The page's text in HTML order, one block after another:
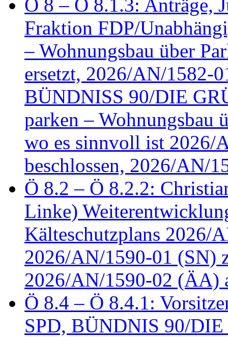
Ö 8 – Ö 8.1.3: Anträge,
Fraktion FDP/
– Wohnungsbau über
ersetzt, 2026/AN/1582-
BÜNDNISS 90/DIE
parken – Wohnungsbau
wo es sinnvoll ist 2026/
beschlossen, 2026/AN/
Ö 8.2 – Ö 8.2.2:
Linke)
Kälteschutzplans 2026/
2026/AN/1590-01 (SN)
2026/AN/1590-02 (ÄA)
Ö 8.4 – Ö 8.4.1:
SPD, BÜNDNIS 90/